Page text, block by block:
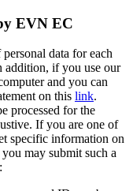
EVN EC
data for each
addition, if you use our
and you can
on this link.
processed for the
If you are one of
specific information on
may submit such a